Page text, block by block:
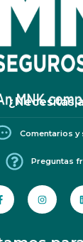
¿Necesitás
Comentarios y
Preguntas